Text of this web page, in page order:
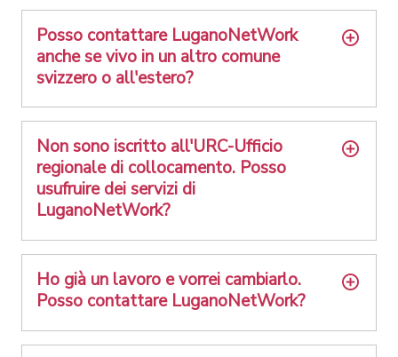
Posso contattare LuganoNetWork
anche se vivo in un altro comune
svizzero o all'estero?
Non sono iscritto all'URC-Ufficio
regionale di collocamento. Posso
usufruire dei servizi di
LuganoNetWork?
Ho già un lavoro e vorrei cambiarlo.
Posso contattare LuganoNetWork?